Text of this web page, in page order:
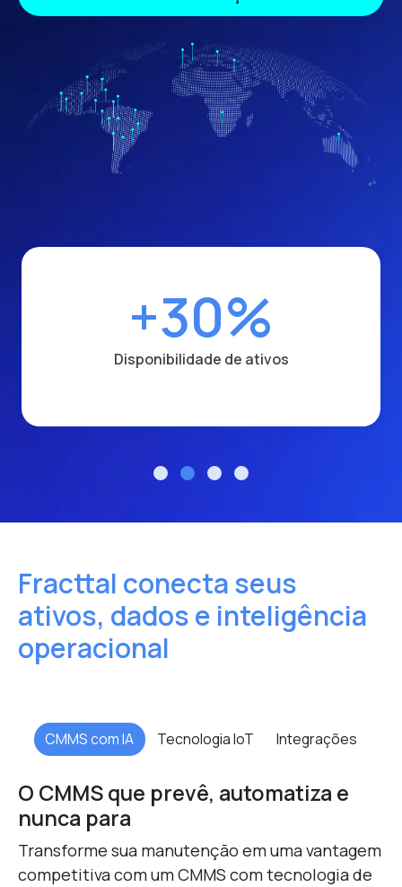
+30%
Disponibilidade de ativos
Fracttal conecta seus
ativos, dados e inteligência
operacional
CMMS com IA Tecnologia IoT Integrações
O CMMS que prevê, automatiza e
nunca para
Transforme sua manutenção em uma vantagem
competitiva com um CMMS com tecnologia de